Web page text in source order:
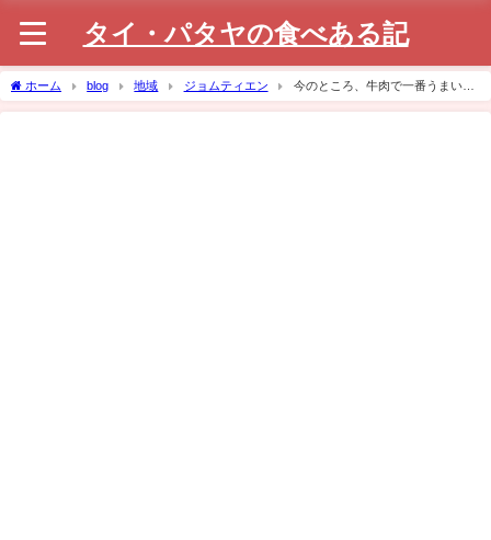
タイ・パタヤの食べある記
ホーム blog 地域 ジョムティエン
今のところ、牛肉で一番うまい火
鍋やさん